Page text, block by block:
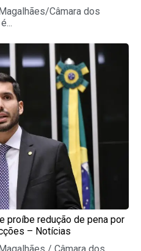
Câmara dos
proíbe redução de pena por
– Notícias
/ Câmara dos